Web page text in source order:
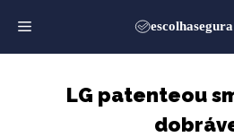
para
o
LG patenteou